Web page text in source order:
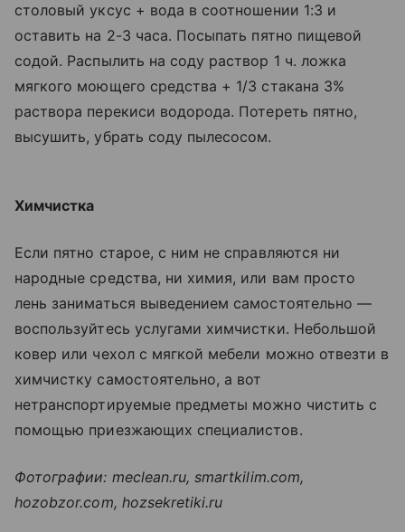
столовый уксус + вода в соотношении 1:3 и
оставить на 2-3 часа. Посыпать пятно пищевой
содой. Распылить на соду раствор 1 ч. ложка
мягкого моющего средства + 1/3 стакана 3%
раствора перекиси водорода. Потереть пятно,
высушить, убрать соду пылесосом.
Химчистка
Если пятно старое, с ним не справляются ни
народные средства, ни химия, или вам просто
лень заниматься выведением самостоятельно —
воспользуйтесь услугами химчистки. Небольшой
ковер или чехол с мягкой мебели можно отвезти в
химчистку самостоятельно, а вот
нетранспортируемые предметы можно чистить с
помощью приезжающих специалистов.
Фотографии: meclean.ru, smartkilim.com,
hozobzor.com, hozsekretiki.ru